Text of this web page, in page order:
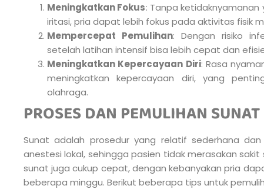
Meningkatkan Fokus: Tanpa
iritasi, pria dapat lebih fokus pada aktivitas fisik
Mempercepat Pemulihan: Dengan risiko
setelah latihan intensif bisa lebih cepat dan
Meningkatkan Kepercayaan Diri: Rasa
meningkatkan kepercayaan diri, yang
olahraga.
PROSES DAN PEMULIHAN SUNAT
Sunat adalah prosedur yang relatif sederhana
anestesi lokal, sehingga pasien tidak merasakan
sunat juga cukup cepat, dengan kebanyakan pria
beberapa minggu. Berikut beberapa tips untuk